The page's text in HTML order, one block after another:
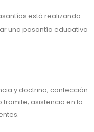
está realizando
una pasantía educativa
y doctrina; confección
asistencia en la